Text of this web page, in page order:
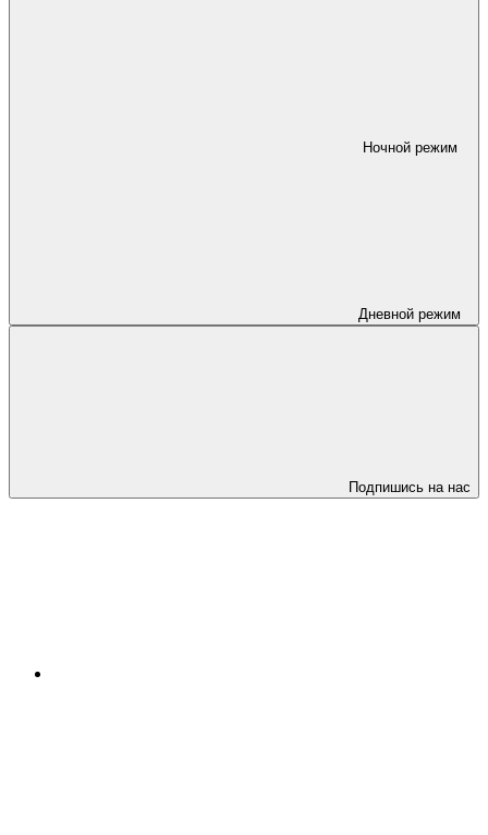
Ночной режим
Дневной режим
Подпишись на нас